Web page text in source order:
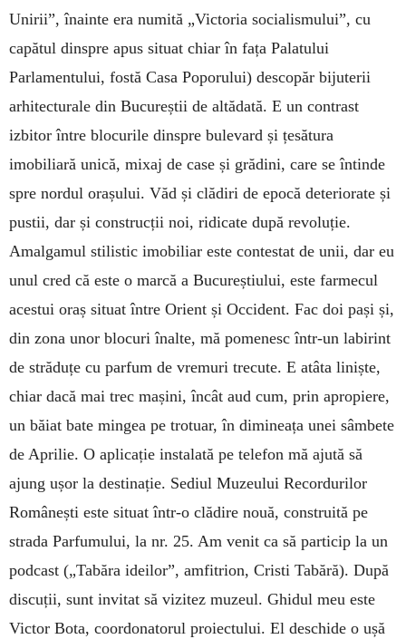
Unirii”, înainte era numită „Victoria socialismului”, cu
capătul dinspre apus situat chiar în fața Palatului
Parlamentului, fostă Casa Poporului) descopăr bijuterii
arhitecturale din Bucureștii de altădată. E un contrast
izbitor între blocurile dinspre bulevard și țesătura
imobiliară unică, mixaj de case și grădini, care se întinde
spre nordul orașului. Văd și clădiri de epocă deteriorate și
pustii, dar și construcții noi, ridicate după revoluție.
Amalgamul stilistic imobiliar este contestat de unii, dar eu
unul cred că este o marcă a Bucureștiului, este farmecul
acestui oraș situat între Orient și Occident. Fac doi pași și,
din zona unor blocuri înalte, mă pomenesc într-un labirint
de străduțe cu parfum de vremuri trecute. E atâta liniște,
chiar dacă mai trec mașini, încât aud cum, prin apropiere,
un băiat bate mingea pe trotuar, în dimineața unei sâmbete
de Aprilie. O aplicație instalată pe telefon mă ajută să
ajung ușor la destinație. Sediul Muzeului Recordurilor
Românești este situat într-o clădire nouă, construită pe
strada Parfumului, la nr. 25. Am venit ca să particip la un
podcast („Tabăra ideilor”, amfitrion, Cristi Tabără). După
discuții, sunt invitat să vizitez muzeul. Ghidul meu este
Victor Bota, coordonatorul proiectului. El deschide o ușă